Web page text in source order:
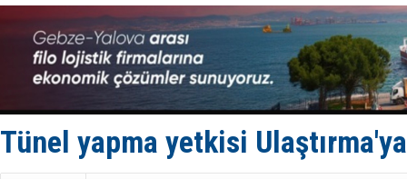
TÜRKLİM
SOCAR
Dünyanın
Keşfedildi:
Van’da
Tünel yapma yetkisi